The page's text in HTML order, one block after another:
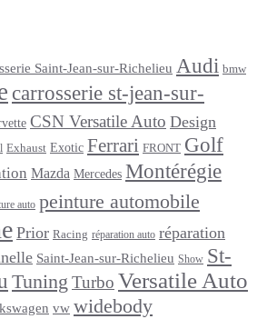
Saint-Jean-sur-Richelieu Audi bmw
carrosserie st-jean-sur-
CSN Versatile Auto Design
Exhaust Exotic Ferrari FRONT Golf
Mazda Mercedes Montérégie
auto peinture automobile
Prior Racing réparation auto réparation
Saint-Jean-sur-Richelieu Show St-
Tuning Turbo Versatile Auto
vw widebody